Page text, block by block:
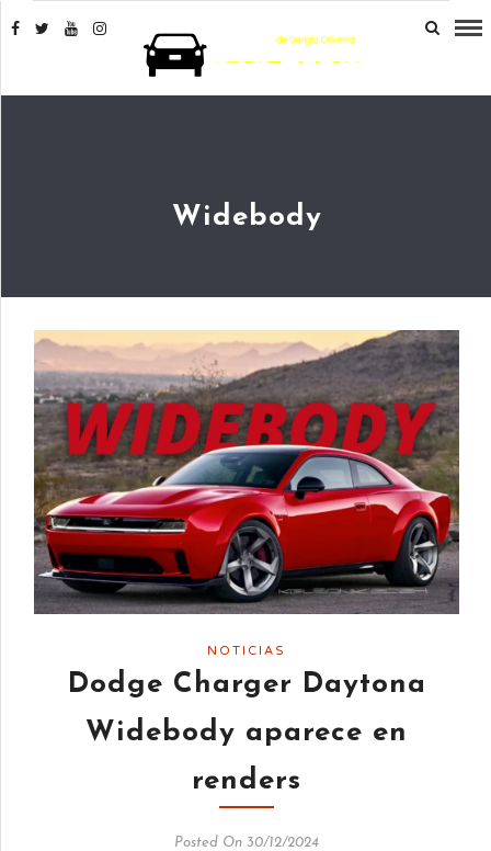
Widebody
NOTICIAS
Dodge Charger Daytona
Widebody aparece en
renders
Posted On 30/12/2024